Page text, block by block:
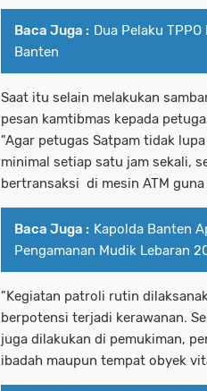
Baca Juga : Dua Pelaku
Banten
Saat itu selain melakukan
pesan kamtibmas kepada
"Agar petugas Satpam tidak
minimal setiap satu jam sekali,
bertransaksi di mesin ATM guna
Baca Juga : Kapolda Banten
Pengamanan Mudik Lebaran
"Kegiatan patroli rutin
berpotensi terjadi kerawanan.
juga dilakukan di pemukiman,
ibadah maupun tempat obyek